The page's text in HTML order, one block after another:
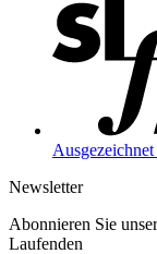
Ausgezeichnet
Newsletter
Abonnieren Sie
Laufenden